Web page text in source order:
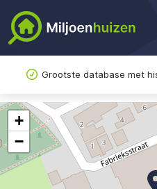
Grootste database met
+
−